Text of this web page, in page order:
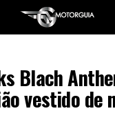
Blach
vestido de